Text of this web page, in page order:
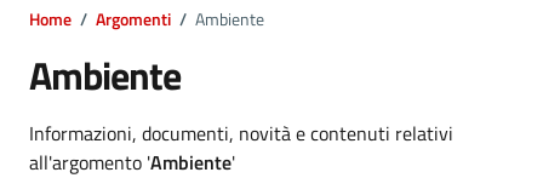
Home / Argomenti / Ambiente
Ambiente
Dettagli argomento
Informazioni, documenti, novità e contenuti relativi
all'argomento 'Ambiente'